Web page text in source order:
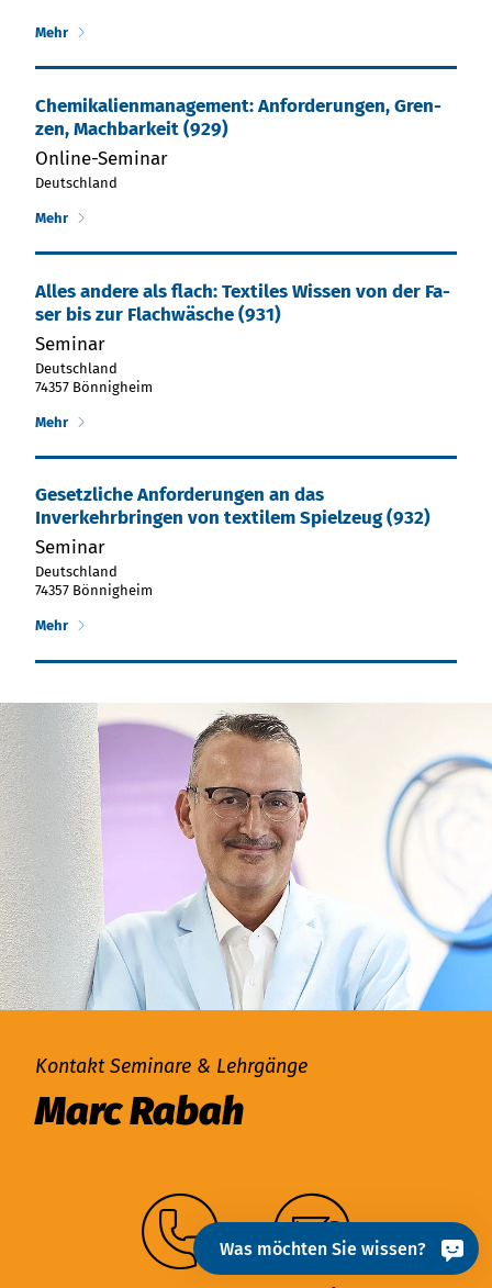
Mehr
Che­mi­ka­lien­ma­nage­ment: An­for­de­run­gen, Gren­
zen, Mach­bar­keit (929)
Online-Seminar
Deutschland
Mehr
Al­les an­de­re als flach: Tex­ti­les Wis­sen von der Fa­
ser bis zur Flach­wä­sche (931)
Seminar
Deutschland
74357 Bönnigheim
Mehr
Gesetzliche Anforderungen an das
Inverkehrbringen von textilem Spielzeug (932)
Seminar
Deutschland
74357 Bönnigheim
Mehr
Kontakt Seminare & Lehrgänge
Marc Rabah
Was möchten Sie wissen?